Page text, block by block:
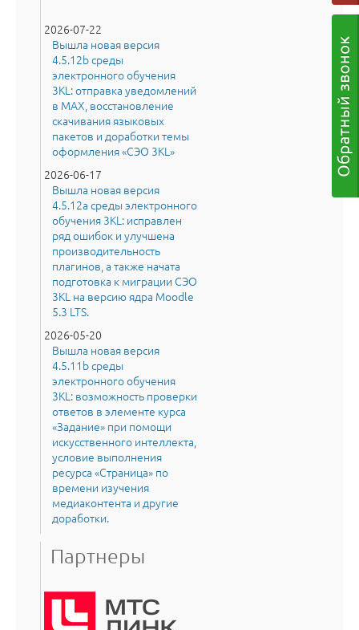
2026-07-22
Вышла новая версия
4.5.12b среды
электронного обучения
3KL: отправка уведомлений
в MAX, восстановление
скачивания языковых
пакетов и доработки темы
оформления «СЭО 3KL»
2026-06-17
Вышла новая версия
4.5.12a среды электронного
обучения 3KL: исправлен
ряд ошибок и улучшена
производительность
плагинов, а также начата
подготовка к миграции СЭО
3KL на версию ядра Moodle
5.3 LTS.
2026-05-20
Вышла новая версия
4.5.11b среды
электронного обучения
3KL: возможность проверки
ответов в элементе курса
«Задание» при помощи
искусственного интеллекта,
условие выполнения
ресурса «Страница» по
времени изучения
медиаконтента и другие
доработки.
Партнеры